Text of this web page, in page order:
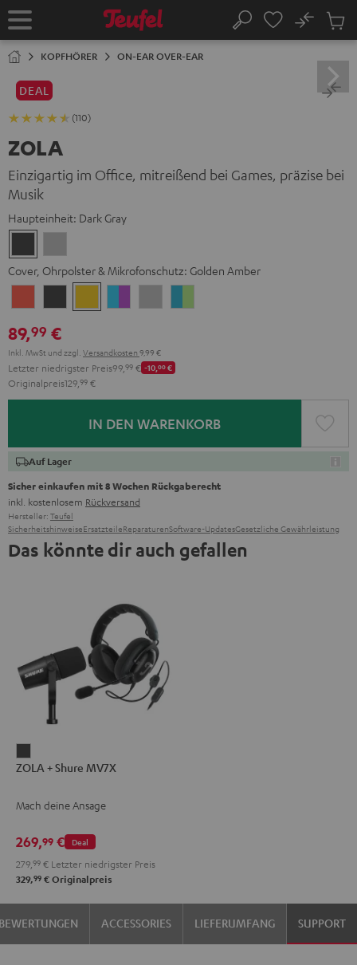
Startseite Suche
No
KOPFHÖRER ON-EAR OVER-EAR
DEAL
(110)
ZOLA
Einzigartig im Office, mitreißend bei Games, präzise bei
Musik
Haupteinheit: Dark Gray
Gray
Cover, Ohrpolster & Mikrofonschutz: Golden Amber
Red
Gray
Amber
Gray
89,99 €
Inkl. MwSt und zzgl. Versandkosten 9,99 €
Letzter niedrigster Preis99, 99 € -10,00€
Originalpreis129, 99 €
IN DEN WARENKORB
Auf Lager
Sicher einkaufen mit 8 Wochen Rückgaberecht
inkl. kostenlosem Rückversand
Hersteller: Teufel
SicherheitshinweiseErsatzteileReparaturenSoftware-UpdatesGesetzliche Gewährleistung
Das könnte dir auch gefallen
+
MV7X
Gray
ZOLA + Shure MV7X
Mach deine Ansage
Deal
269,99 €
279, 99 € Letzter niedrigster Preis
329,99 € Originalpreis
ACCESSORIES LIEFERUMFANG SUPPORT